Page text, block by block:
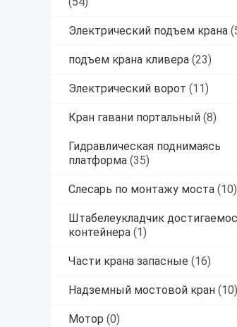
Электрический подъем крана
подъем крана кливера (23)
Электрический ворот (11)
Кран гавани портальный (8)
Гидравлическая поднимаясь
платформа (35)
Слесарь по монтажу моста (10)
Штабелеукладчик
контейнера (1)
Части крана запасные (16)
Надземный мостовой кран (10)
Мотор (0)